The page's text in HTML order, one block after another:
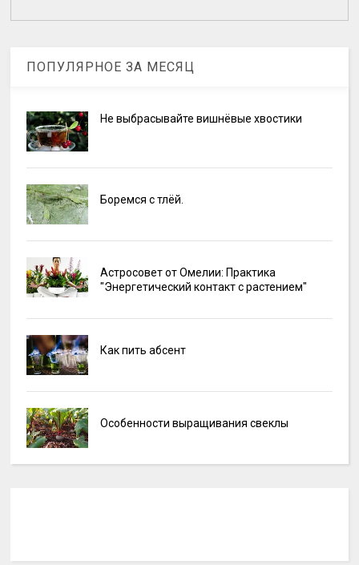
ПОПУЛЯРНОЕ ЗА МЕСЯЦ
Не выбрасывайте вишнёвые хвостики
Боремся с тлёй.
Астросовет от Омелии: Практика
"Энергетический контакт с растением"
Как пить абсент
Особенности выращивания свеклы